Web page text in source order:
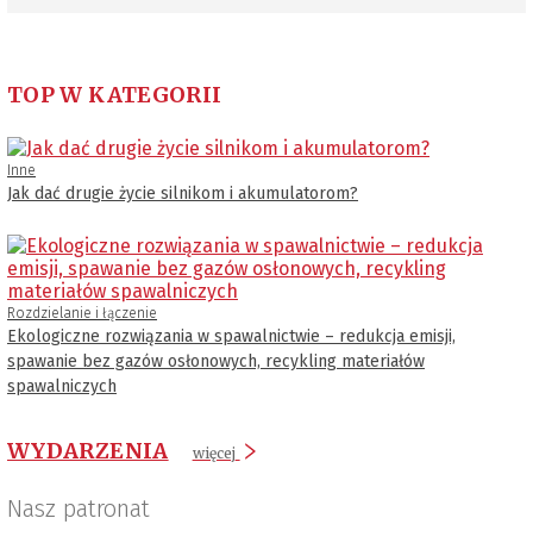
TOP W KATEGORII
Inne
Jak dać drugie życie silnikom i akumulatorom?
Rozdzielanie i łączenie
Ekologiczne rozwiązania w spawalnictwie – redukcja emisji,
spawanie bez gazów osłonowych, recykling materiałów
spawalniczych
WYDARZENIA więcej
Nasz patronat